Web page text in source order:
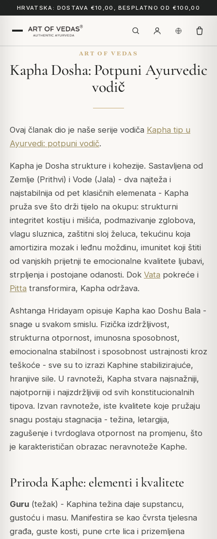
HRVATSKA: DOSTAVA €10,00, BESPLATNO OD €100,00
ART OF VEDAS
Kapha Dosha: Potpuni Ayurvedic
vodič
Ovaj članak dio je naše serije vodiča Kapha tip u
Ayurvedi: potpuni vodič.
Kapha je Dosha strukture i kohezije. Sastavljena od
Zemlje (Prithvi) i Vode (Jala) - dva najteža i
najstabilnija od pet klasičnih elemenata - Kapha
pruža sve što drži tijelo na okupu: strukturni
integritet kostiju i mišića, podmazivanje zglobova,
vlagu sluznica, zaštitni sloj želuca, tekućinu koja
amortizira mozak i leđnu moždinu, imunitet koji štiti
od vanjskih prijetnji te emocionalne kvalitete ljubavi,
strpljenja i postojane odanosti. Dok Vata pokreće i
Pitta transformira, Kapha održava.
Ashtanga Hridayam opisuje Kapha kao Doshu Bala -
snage u svakom smislu. Fizička izdržljivost,
strukturna otpornost, imunosna sposobnost,
emocionalna stabilnost i sposobnost ustrajnosti kroz
teškoće - sve su to izrazi Kaphine stabilizirajuće,
hranjive sile. U ravnoteži, Kapha stvara najsnažniji,
najotporniji i najizdržljiviji od svih konstitucionalnih
tipova. Izvan ravnoteže, iste kvalitete koje pružaju
snagu postaju stagnacija - težina, letargija,
zagušenje i tvrdoglava otpornost na promjenu, što
je karakterističan obrazac neravnoteže Kaphe.
Priroda Kaphe: elementi i kvalitete
Guru (težak) - Kaphina težina daje supstancu,
gustoću i masu. Manifestira se kao čvrsta tjelesna
građa, guste kosti, pune crte lica i prizemljena